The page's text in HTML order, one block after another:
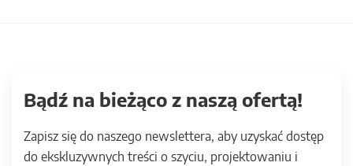
Bądź na bieżąco z naszą ofertą!
Zapisz się do naszego newslettera, aby uzyskać dostęp
do ekskluzywnych treści o szyciu, projektowaniu i